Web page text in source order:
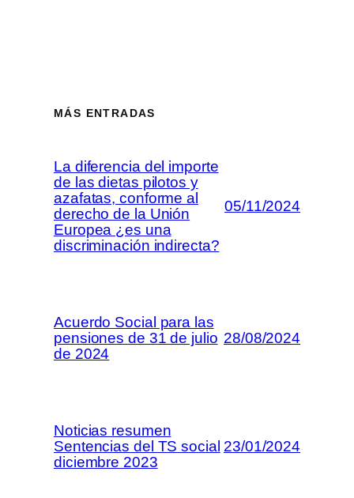
MÁS ENTRADAS
La diferencia del importe
de las dietas pilotos y
azafatas, conforme al
derecho de la Unión
Europea ¿es una
discriminación indirecta?
05/11/2024
Acuerdo Social para las
pensiones de 31 de julio
de 2024
28/08/2024
Noticias resumen
Sentencias del TS social
diciembre 2023
23/01/2024